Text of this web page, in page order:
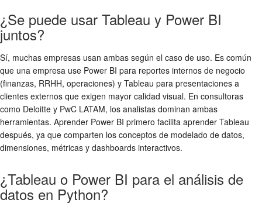
¿Se puede usar Tableau y Power BI
juntos?
Sí, muchas empresas usan ambas según el caso de uso. Es común
que una empresa use Power BI para reportes internos de negocio
(finanzas, RRHH, operaciones) y Tableau para presentaciones a
clientes externos que exigen mayor calidad visual. En consultoras
como Deloitte y PwC LATAM, los analistas dominan ambas
herramientas. Aprender Power BI primero facilita aprender Tableau
después, ya que comparten los conceptos de modelado de datos,
dimensiones, métricas y dashboards interactivos.
¿Tableau o Power BI para el análisis de
datos en Python?